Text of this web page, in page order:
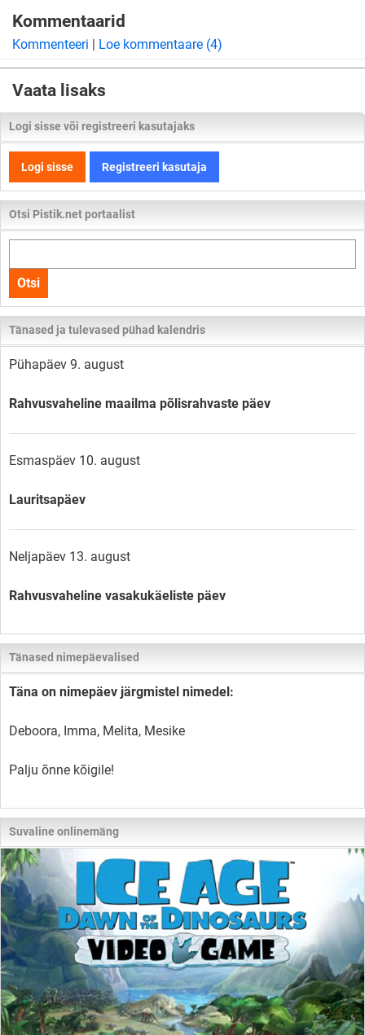
Kommentaarid
Kommenteeri | Loe kommentaare (4)
Vaata lisaks
Logi sisse või registreeri kasutajaks
Logi sisse Registreeri kasutaja
Otsi Pistik.net portaalist
kogu
lehelt
Otsi
Tänased ja tulevased pühad kalendris
Pühapäev 9. august
Rahvusvaheline maailma põlisrahvaste päev
Esmaspäev 10. august
Lauritsapäev
Neljapäev 13. august
Rahvusvaheline vasakukäeliste päev
Tänased nimepäevalised
Täna on nimepäev järgmistel nimedel:
Deboora, Imma, Melita, Mesike
Palju õnne kõigile!
Suvaline onlinemäng